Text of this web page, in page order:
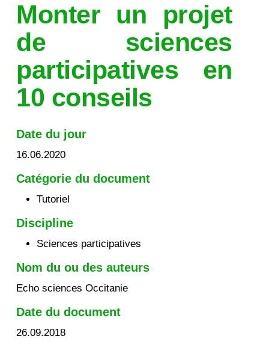
Monter un projet
de sciences
participatives en
10 conseils
Date du jour
16.06.2020
Catégorie du document
Tutoriel
Discipline
Sciences participatives
Nom du ou des auteurs
Echo sciences Occitanie
Date du document
26.09.2018